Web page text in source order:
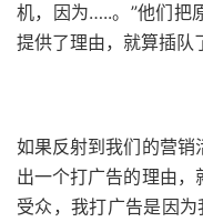
机，因为…..。 ”他们把
提供了理由，就算插队
如果反射到我们的营销
出一个打广告的理由，
受众，我打广告是因